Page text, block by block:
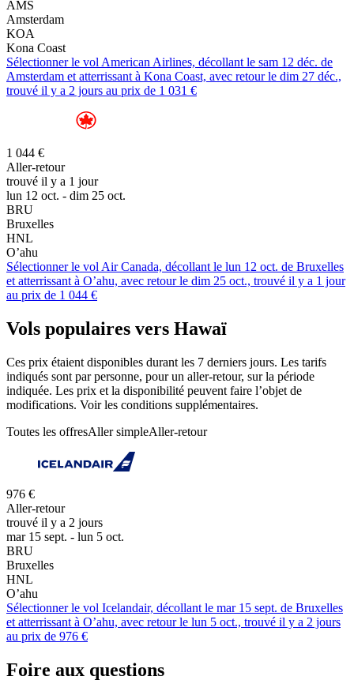
AMS
Amsterdam
KOA
Kona Coast
Sélectionner le vol American Airlines, décollant le sam 12 déc. de
Amsterdam et atterrissant à Kona Coast, avec retour le dim 27 déc.,
trouvé il y a 2 jours au prix de 1 031 €
1 044 €
Aller-retour
trouvé il y a 1 jour
lun 12 oct. - dim 25 oct.
BRU
Bruxelles
HNL
O’ahu
Sélectionner le vol Air Canada, décollant le lun 12 oct. de Bruxelles
et atterrissant à O’ahu, avec retour le dim 25 oct., trouvé il y a 1 jour
au prix de 1 044 €
Vols populaires vers Hawaï
Ces prix étaient disponibles durant les 7 derniers jours. Les tarifs
indiqués sont par personne, pour un aller-retour, sur la période
indiquée. Les prix et la disponibilité peuvent faire l’objet de
modifications. Voir les conditions supplémentaires.
Toutes les offresAller simpleAller-retour
976 €
Aller-retour
trouvé il y a 2 jours
mar 15 sept. - lun 5 oct.
BRU
Bruxelles
HNL
O’ahu
Sélectionner le vol Icelandair, décollant le mar 15 sept. de Bruxelles
et atterrissant à O’ahu, avec retour le lun 5 oct., trouvé il y a 2 jours
au prix de 976 €
Foire aux questions